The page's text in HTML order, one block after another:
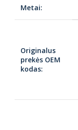
Metai:
Originalus
prekės OEM
kodas: